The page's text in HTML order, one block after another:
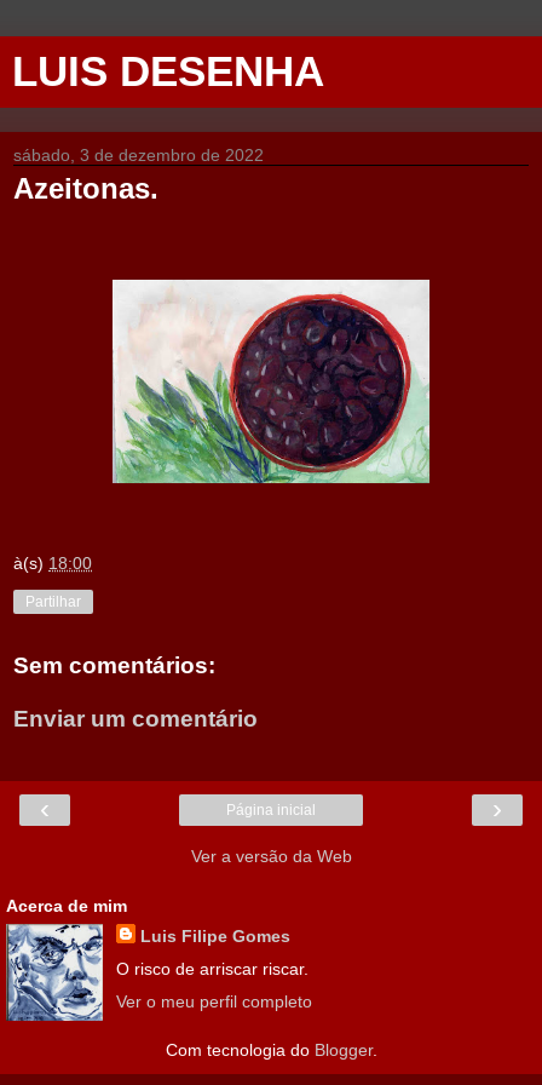
LUIS DESENHA
sábado, 3 de dezembro de 2022
Azeitonas.
à(s) 18:00
Partilhar
Sem comentários:
Enviar um comentário
‹ ›
Página inicial
Ver a versão da Web
Acerca de mim
Luis Filipe Gomes
O risco de arriscar riscar.
Ver o meu perfil completo
Com tecnologia do Blogger.